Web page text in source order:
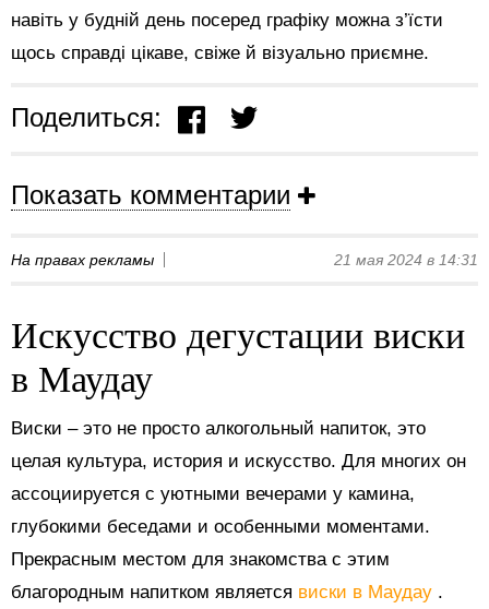
навіть у будній день посеред графіку можна з’їсти
щось справді цікаве, свіже й візуально приємне.
Поделиться:
Показать комментарии
На правах рекламы 21 мая 2024 в 14:31
Искусство дегустации виски
в Маудау
Виски – это не просто алкогольный напиток, это
целая культура, история и искусство. Для многих он
ассоциируется с уютными вечерами у камина,
глубокими беседами и особенными моментами.
Прекрасным местом для знакомства с этим
благородным напитком является виски в Маудау .